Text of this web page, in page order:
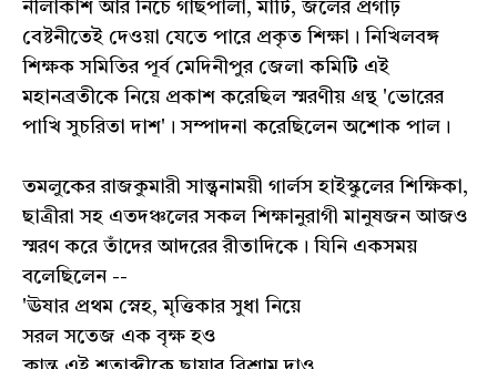
নীলাকাশ আর নিচে গাছপালা, মাটি, জলের প্রগাঢ়
বেষ্টনীতেই দেওয়া যেতে পারে প্রকৃত শিক্ষা। নিখিলবঙ্গ
শিক্ষক সমিতির পূর্ব মেদিনীপুর জেলা কমিটি এই
মহানব্রতীকে নিয়ে প্রকাশ করেছিল স্মরণীয় গ্রন্থ 'ভোরের
পাখি সুচরিতা দাশ'। সম্পাদনা করেছিলেন অশোক পাল।
তমলুকের রাজকুমারী সান্ত্বনাময়ী গার্লস হাইস্কুলের শিক্ষিকা,
ছাত্রীরা সহ এতদঞ্চলের সকল শিক্ষানুরাগী মানুষজন আজও
স্মরণ করে তাঁদের আদরের রীতাদিকে। যিনি একসময়
বলেছিলেন --
'ঊষার প্রথম স্নেহ, মৃত্তিকার সুধা নিয়ে
সরল সতেজ এক বৃক্ষ হও